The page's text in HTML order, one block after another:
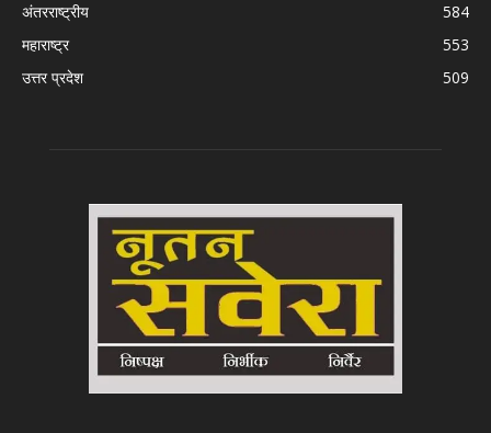
अंतरराष्ट्रीय
584
महाराष्ट्र
553
उत्तर प्रदेश
509